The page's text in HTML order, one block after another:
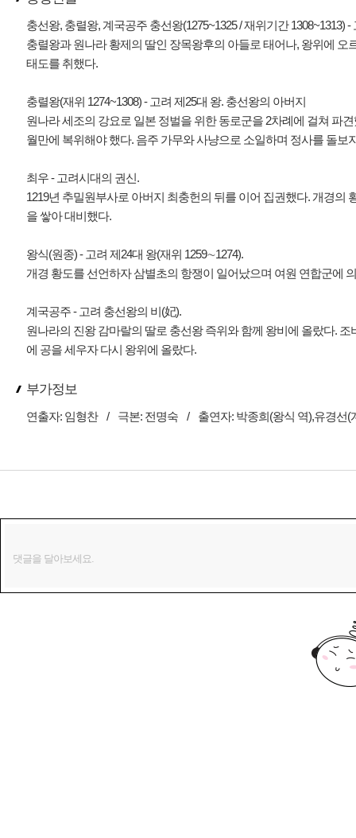
충선왕, 충렬왕, 계국공주 충선왕(1275~1325 / 재위기간 1308~1313) -
충렬왕과 원나라 황제의 딸인 장목왕후의 아들로 태어나, 왕위에
태도를 취했다.
충렬왕(재위 1274~1308) - 고려 제25대 왕. 충선왕의 아버지
원나라 세조의 강요로 일본 정벌을 위한 동로군을 2차례에 걸쳐 파
월만에 복위해야 했다. 음주 가무와 사냥으로 소일하며 정사를 돌보
최우 - 고려시대의 권신.
1219년 추밀원부사로 아버지 최충헌의 뒤를 이어 집권했다. 개경
을 쌓아 대비했다.
왕식(원종) - 고려 제24대 왕(재위 1259∼1274).
개경 황도를 선언하자 삼별초의 항쟁이 일어났으며 여원 연합군에
계국공주 - 고려 충선왕의 비(妃).
원나라의 진왕 감마랄의 딸로 충선왕 즉위와 함께 왕비에 올랐다.
에 공을 세우자 다시 왕위에 올랐다.
부가정보
연출자: 임형찬 / 극본: 전명숙 / 출연자: 박종희(왕식 역),유경선(